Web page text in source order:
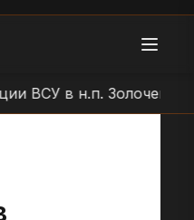
в н.п. Золочев